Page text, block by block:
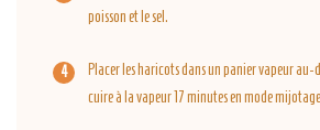
poisson et le sel.
Placer les haricots dans un panier vapeur au-
cuire à la vapeur 17 minutes en mode